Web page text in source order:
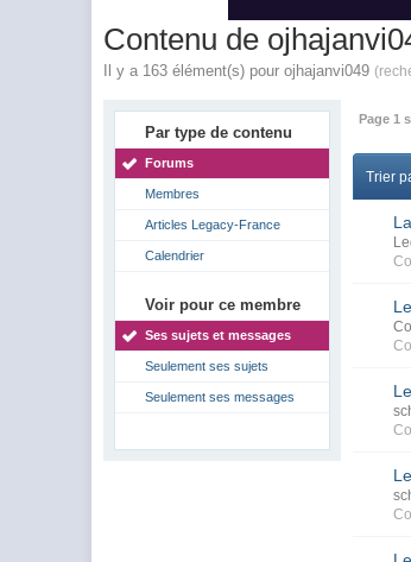
Contenu de
Il y a 163 élément(s) pour ojhajanvi049
Par type de contenu
Forums
Membres
Articles Legacy-France
Calendrier
Voir pour ce membre
Ses sujets et messages
Seulement ses sujets
Seulement ses messages
Page 1
Trier